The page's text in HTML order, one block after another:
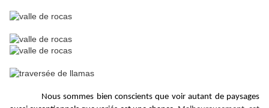
Nous sommes bien conscients que voir autant de paysages